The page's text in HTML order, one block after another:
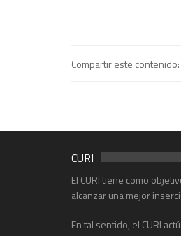
Compartir este contenido:
CURI
El CURI tiene como
alcanzar una mejor
En tal sentido, el CURI